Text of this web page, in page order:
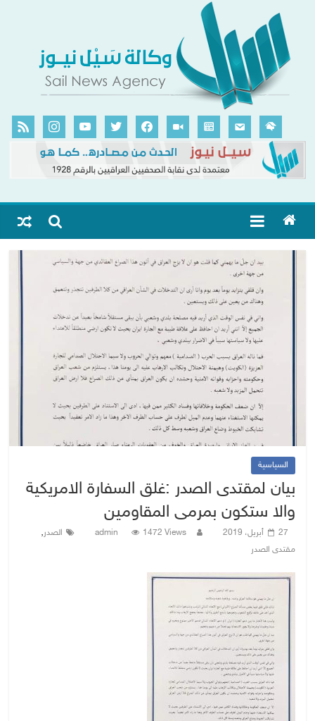
السياسية
بيان لمقتدى الصدر :غلق السفارة الامريكية
والا ستكون بمرمى المقاومين
27 أبريل، 2019 admin 1472 Views الصدر ,
مقتدى الصدر